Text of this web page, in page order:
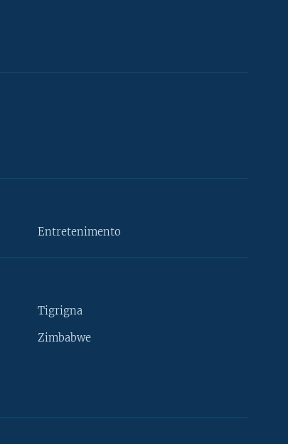
Entretenimento
Tigrigna
Zimbabwe